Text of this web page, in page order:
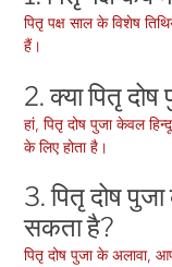
पितृ पक्ष साल के विशेष
हैं।
2. क्या पितृ दोष
हां, पितृ दोष पुजा केवल
के लिए होता है।
3. पितृ दोष
सकता है?
पितृ दोष पुजा के अलावा,